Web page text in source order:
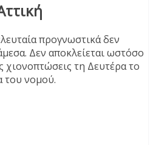
προγνωστικά δεν
Δεν αποκλείεται ωστόσο
τη Δευτέρα το
του νομού.